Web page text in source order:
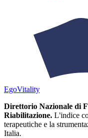
EgoVitality
Direttorio Nazionale di
Riabilitazione. L'indice
terapeutiche e la
Italia.